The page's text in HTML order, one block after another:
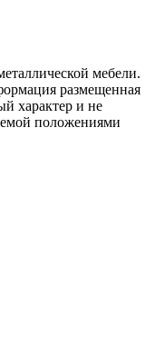
мебели.
размещенная
характер и не
положениями